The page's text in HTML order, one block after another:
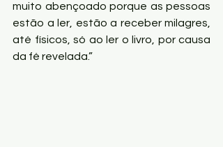
muito abençoado porque as pessoas
estão a ler, estão a receber milagres,
até físicos, só ao ler o livro, por causa
da fé revelada.”